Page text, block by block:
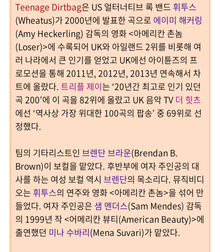
Teenage Dirtbag은 US 얼터너티브 록 밴드 휘투스
(Wheatus)가2000년에 발표한 곡으로 에이미 해커링
(Amy Heckerling) 감독의 영화<아메리칸 촌놈
(Loser)>에 수록되어 UK와 아일랜드2위를 비롯해 여
러 나라에서 큰 인기를 얻었고 UK에선 아이튠즈의 프
로모션을 통해 2011년, 2012년, 2013년 연속해서 차
트에 올랐다. 트리플 제이는 ‘20년간 최고로 인기 있던
곡200’에 이 곡을82위에 올랐고 UK 음악TV더 힛츠
에선 ‘역사상 가장 위대한100곡의 팝송’ 중 69위로 선
정했다.
팀의 기타리스트인 브렌단 브라운(Brendan B.
Brown)이 보컬을 맡았다. 후반부에 여자 주인공의 대
사를 하는 여성 보컬 역시 브렌단의 목소리다. 뮤직비디
오는 휘투스의 연주와 영화<아메리칸 촌놈>을 섞어 만
들었다. 여자 주인공은 샘 멘더스(Sam Mendes) 감독
의 1999년 작<어메리칸 뷰티(American Beauty)>에
출연했던 미나 수바리(Mena Suvari)가 맡았다.